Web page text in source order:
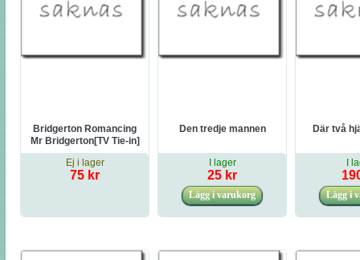
Bridgerton Romancing
Mr Bridgerton[TV Tie-in]
Ej i lager
75 kr
Den tredje mannen
I lager
25 kr
Där två
I